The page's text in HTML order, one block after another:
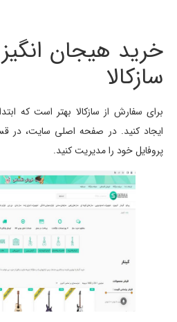
خرید هیجان
سازکالا
برای سفارش از سازکالا بهتر است که
ایجاد کنید. در صفحه اصلی سایت،
پروفایل خود را مدیریت کنید.